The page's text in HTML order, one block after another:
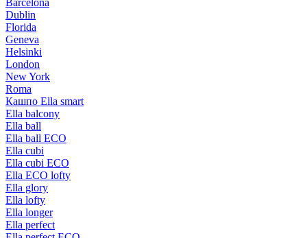
Dublin
Florida
Geneva
Helsinki
London
New York
Roma
Кашпо Ella smart
Ella balcony
Ella ball
Ella ball ECO
Ella cubi
Ella cubi ECO
Ella ECO lofty
Ella glory
Ella lofty
Ella longer
Ella perfect